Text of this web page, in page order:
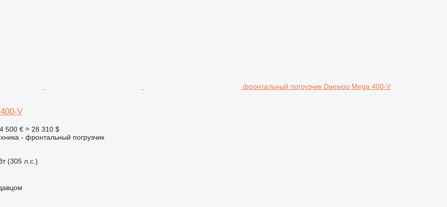
фронтальный погрузчик Daewoo Mega 400-V
V
500 € ≈ 28 310 $
- фронтальный погрузчик
(305 л.с.)